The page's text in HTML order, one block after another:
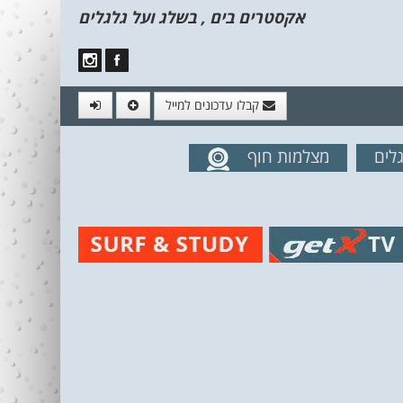
אקסטרים בים , בשלג ועל גלגלים
קבלו עדכונים למייל
מהאתרמצלמות חוף